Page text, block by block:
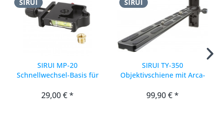
SIRUI
SIRUI MP-20
Schnellwechsel-Basis für
29,00 € *
SIRUI
SIRUI TY-350
Objektivschiene mit Arca-
99,90 € *